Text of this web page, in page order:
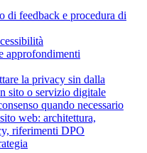
di feedback e procedura di
approfondimenti
la privacy sin dalla
sito o servizio digitale
quando necessario
web: architettura,
riferimenti DPO